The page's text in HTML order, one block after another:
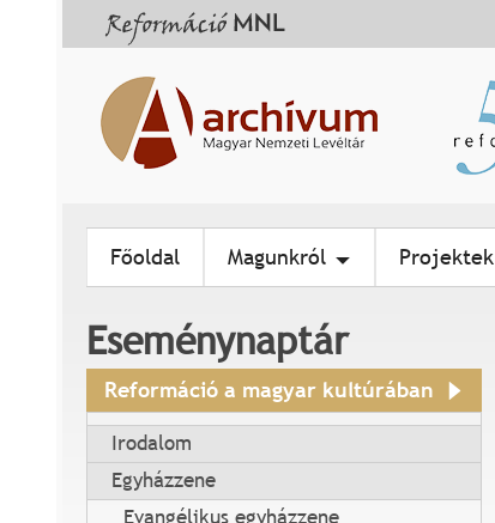
Főoldal Magunkról Projektek
Eseménynaptár
Reformáció a magyar kultúrában
Irodalom
Egyházzene